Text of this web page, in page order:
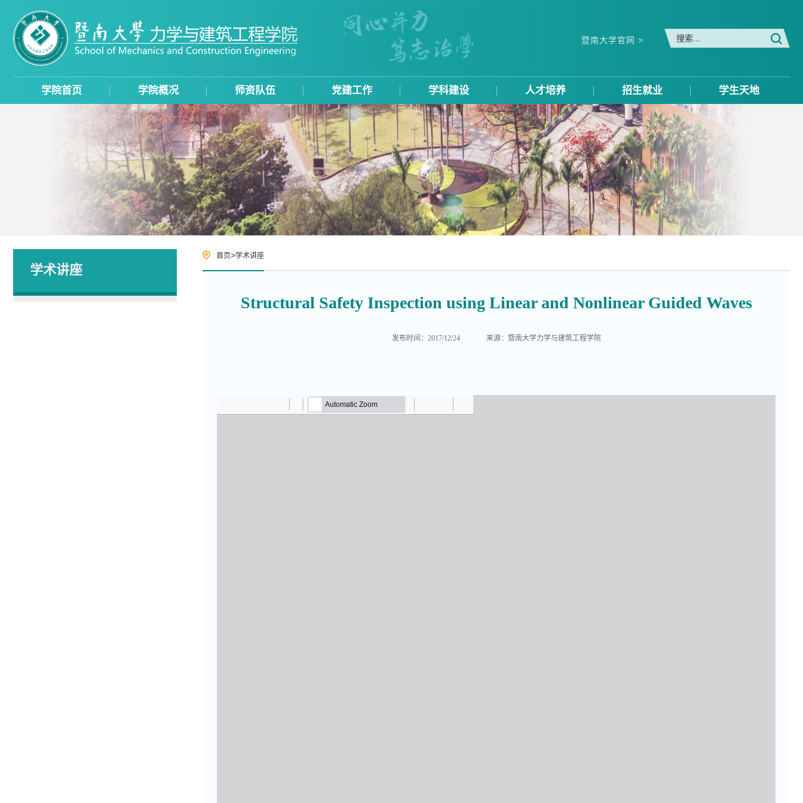
暨南大学官网 >
学院首页 学院概况 师资队伍 党建工作 学科建设 人才培养 招生就业 学生天地
学术讲座
首页>学术讲座
Structural Safety Inspection using Linear and Nonlinear Guided Waves
发布时间：2017/12/24 来源：暨南大学力学与建筑工程学院